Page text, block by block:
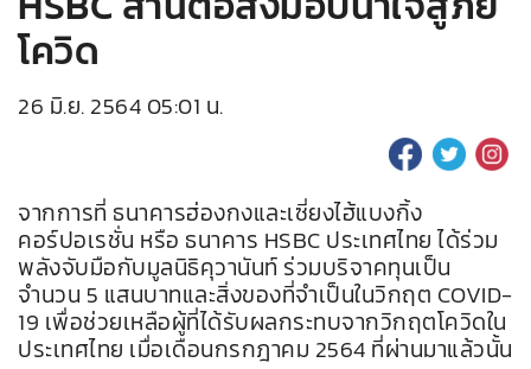
โควิด
26 มิ.ย. 2564 05:01 น.
จากการที่ ธนาคารฮ่องกงและเซี่ยงไฮ้แบงกิ้ง
คอร์ปอเรชั่น หรือ ธนาคาร HSBC ประเทศไทย ได้ร่วม
พลังจับมือกับมูลนิธิคุวานันท์ ร่วมบริจาคทุนเป็น
จำนวน 5 แสนบาทและสิ่งของที่จำเป็นในวิกฤต COVID-
19 เพื่อช่วยเหลือผู้ที่ได้รับผลกระทบจากวิกฤตโควิดใน
ประเทศไทย เมื่อเดือนกรกฎาคม 2564 ที่ผ่านมาแล้วนั้น